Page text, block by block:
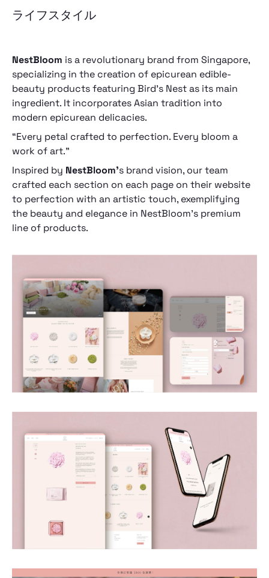
ライフスタイル
NestBloom is a revolutionary brand from Singapore,
specializing in the creation of epicurean edible-
beauty products featuring Bird’s Nest as its main
ingredient. It incorporates Asian tradition into
modern epicurean delicacies.
“Every petal crafted to perfection. Every bloom a
work of art.”
Inspired by NestBloom’s brand vision, our team
crafted each section on each page on their website
to perfection with an artistic touch, exemplifying
the beauty and elegance in NestBloom’s premium
line of products.